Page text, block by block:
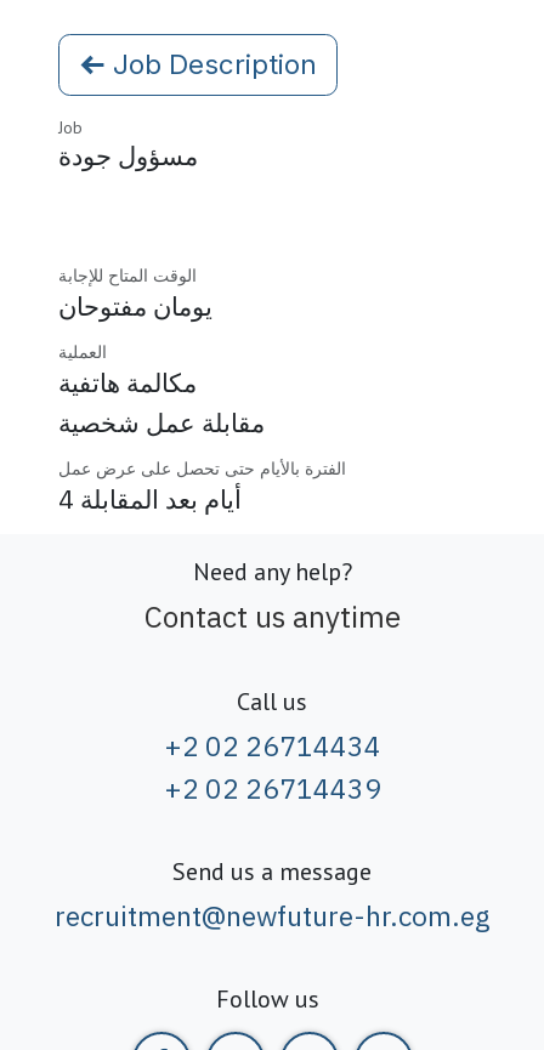
Job Description
Job
مسؤول جودة
الوقت المتاح للإجابة
يومان مفتوحان
العملية
مكالمة هاتفية
مقابلة عمل شخصية
الفترة بالأيام حتى تحصل على عرض عمل
4 أيام بعد المقابلة
Need any help?
Contact us anytime
Call us
+2 02 26714434
+2 02 26714439
Send us a message
recruitment@newfuture-hr.com.eg
Follow us